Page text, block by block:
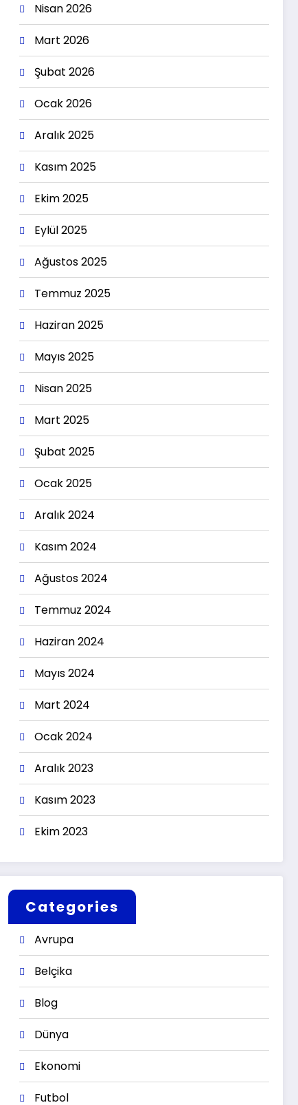
Nisan 2026
Mart 2026
Şubat 2026
Ocak 2026
Aralık 2025
Kasım 2025
Ekim 2025
Eylül 2025
Ağustos 2025
Temmuz 2025
Haziran 2025
Mayıs 2025
Nisan 2025
Mart 2025
Şubat 2025
Ocak 2025
Aralık 2024
Kasım 2024
Ağustos 2024
Temmuz 2024
Haziran 2024
Mayıs 2024
Mart 2024
Ocak 2024
Aralık 2023
Kasım 2023
Ekim 2023
Categories
Avrupa
Belçika
Blog
Dünya
Ekonomi
Futbol